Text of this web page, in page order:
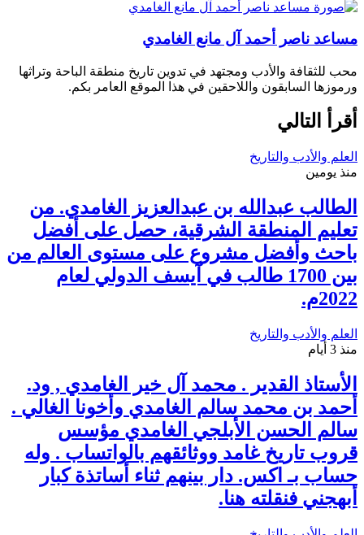
مساعد ناصر أحمد آل مانع الغامدي
محب للثقافة والأدب ومجتهد في تدوين تاريخ منطقة الباحة وتراثها
ورموزها السابقون واللاحقين في هذا الموقع العامر بكم.
أقرأ التالي
العلم والأدب والتاريخ
منذ يومين
الطالب عبدالله بن عبدالعزيز الغامدي. من
تعليم المنطقة الشرقية، حصل على أفضل
باحث وأفضل مشروع على مستوى العالم من
بين 1700 طالب في آيسف الدولي لعام
2022م.
العلم والأدب والتاريخ
منذ 3 أيام
الأستاذ القدير . محمد آل خير الغامدي , ود.
أحمد بن محمد سالم الغامدي وأخونا الغالي .
سالم الحسن الأبلجي الغامدي مؤسس
قروب تاريخ غامد ووثائقهم بالواتساب . وله
حساب بـ اكس. دار بينهم ثناء أساتذة كبار
أبهجني فنقلته هنا.